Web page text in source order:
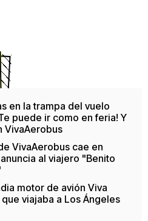
en la trampa del vuelo
puede ir como en feria! Y
VivaAerobus
VivaAerobus cae en
al viajero "Benito
motor de avión Viva
viajaba a Los Ángeles